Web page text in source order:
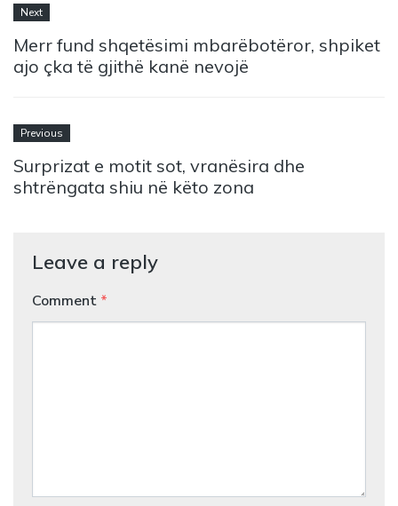
Next
Merr fund shqetësimi mbarëbotëror, shpiket
ajo çka të gjithë kanë nevojë
Previous
Surprizat e motit sot, vranësira dhe
shtrëngata shiu në këto zona
Leave a reply
Comment *